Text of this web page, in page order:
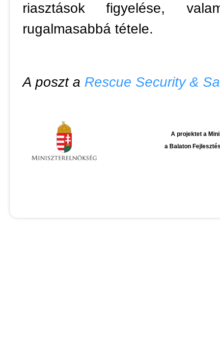
riasztások figyelése,
rugalmasabbá tétele.
A poszt a Rescue Security &
A projektet a
​a Balaton